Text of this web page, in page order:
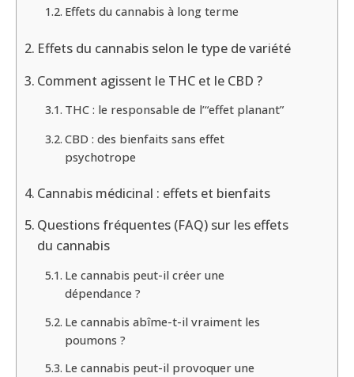
Effets du cannabis à long terme
Effets du cannabis selon le type de variété
Comment agissent le THC et le CBD ?
THC : le responsable de l’“effet planant”
CBD : des bienfaits sans effet
psychotrope
Cannabis médicinal : effets et bienfaits
Questions fréquentes (FAQ) sur les effets
du cannabis
Le cannabis peut-il créer une
dépendance ?
Le cannabis abîme-t-il vraiment les
poumons ?
Le cannabis peut-il provoquer une